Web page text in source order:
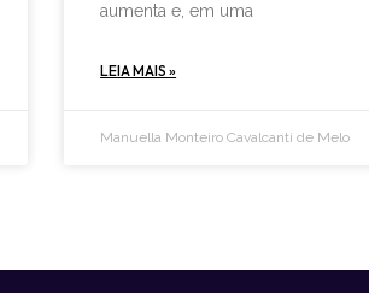
aumenta e, em uma
LEIA MAIS »
Manuella Monteiro Cavalcanti de Melo